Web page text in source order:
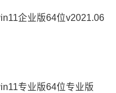
企业版64位v2021.06
专业版64位专业版